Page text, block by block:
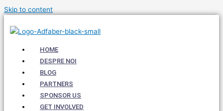
Skip to content
HOME
DESPRE NOI
BLOG
PARTNERS
SPONSOR US
GET INVOLVED